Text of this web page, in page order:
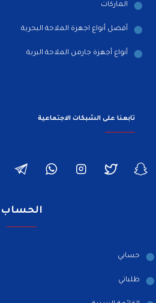
الماركات
أفضل أنواع اجهزة الملاحة البحرية
أنواع أجهزة جارمن الملاحة البرية
تابعنا على الشبكات الاجتماعية
الحساب
حسابي
طلباتي